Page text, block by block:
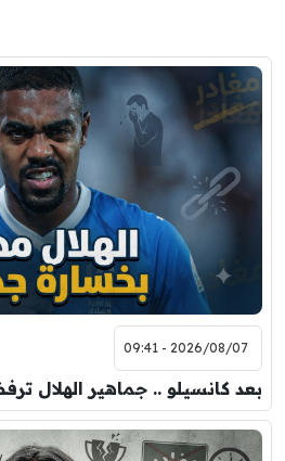
2026/08/07 - 09:41
بعد كانسيلو .. جماهير الهلال